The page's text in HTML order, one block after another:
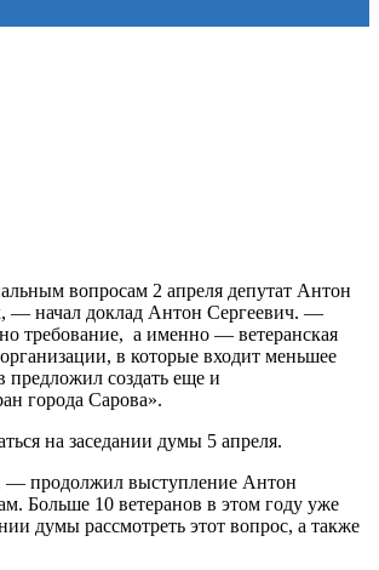
вопросам 2 апреля депутат Антон
— начал доклад Антон Сергеевич. —
требование, а именно — ветеранская
в которые входит меньшее
предложил создать еще и
города Сарова».
на заседании думы 5 апреля.
— продолжил выступление Антон
Больше 10 ветеранов в этом году уже
думы рассмотреть этот вопрос, а также